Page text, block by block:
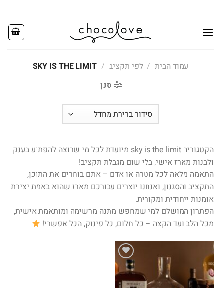
content
עמוד הבית / לפי תקציב /
SKY IS THE LIMIT
סנן
הקטגוריה sky is the limit מיועדת לכל מי שרוצה להפתיע בענק
ולבנות מארז אישי, בלי שום מגבלת תקציב!
התאמה מלאה לכל מטרה או אדם – אתם בוחרים את התוכן,
התקציב והסגנון, ואנחנו יוצרים עבורכם מארז שהוא באמת יצירת
אומנות ייחודית ומקורית.
הפתרון המושלם למי שמחפש מתנה מרשימה ומותאמת אישית,
מכל הלב ועד הקצה – כל חלום, כל פינוק, הכל אפשרי!
Add to
wishlist